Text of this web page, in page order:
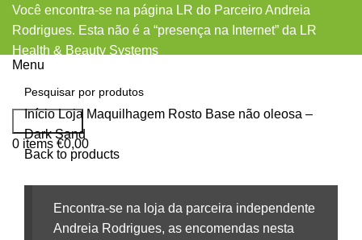
Você encontra-se na página LR do Parceiro Andreia
Rodrigues. Esta não é a “presença na Internet” da LR
Health & Beauty Systems
Menu
Pesquisar
0 items €0,00
InícioLoja Maquilhagem Rosto Base não oleosa –
Dark Sand
Back to products
Encontra-se na loja da parceira independente
Andreia Rodrigues, as encomendas nesta